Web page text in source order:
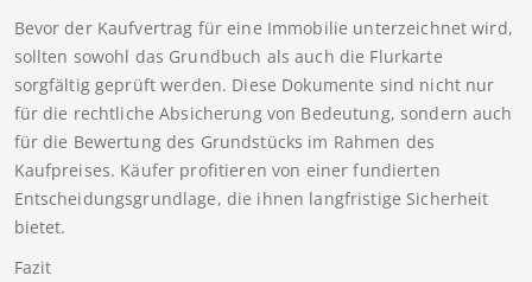
Bevor der Kaufvertrag für eine Immobilie unterzeichnet wird,
sollten sowohl das Grundbuch als auch die Flurkarte
sorgfältig geprüft werden. Diese Dokumente sind nicht nur
für die rechtliche Absicherung von Bedeutung, sondern auch
für die Bewertung des Grundstücks im Rahmen des
Kaufpreises. Käufer profitieren von einer fundierten
Entscheidungsgrundlage, die ihnen langfristige Sicherheit
bietet.
Fazit